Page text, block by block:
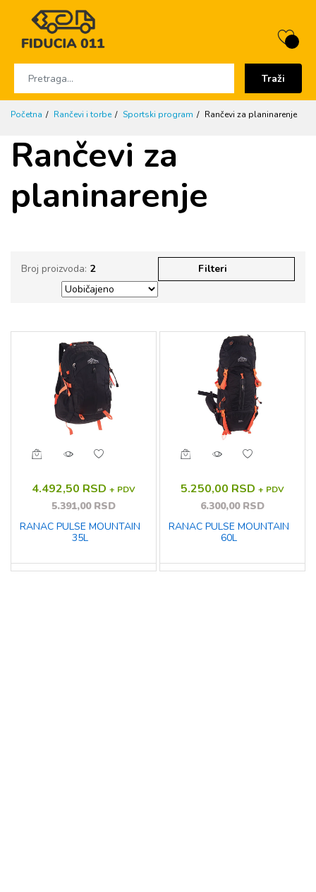
Traži
Početna Rančevi i torbe Sportski program Rančevi za planinarenje
Rančevi za
planinarenje
Broj proizvoda: 2 Filteri
4.492,50 RSD + PDV
5.391,00 RSD
RANAC PULSE MOUNTAIN
35L
5.250,00 RSD + PDV
6.300,00 RSD
RANAC PULSE MOUNTAIN
60L